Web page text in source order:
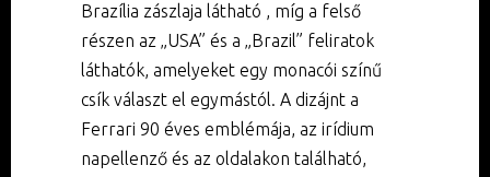
Brazília zászlaja látható , míg a felső
részen az „USA” és a „Brazil” feliratok
láthatók, amelyeket egy monacói színű
csík választ el egymástól. A dizájnt a
Ferrari 90 éves emblémája, az irídium
napellenző és az oldalakon található,